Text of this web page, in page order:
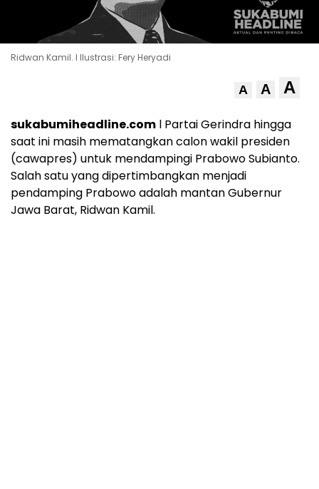
Ridwan Kamil. l Ilustrasi: Fery Heryadi
A A A
sukabumiheadline.com l Partai Gerindra hingga
saat ini masih mematangkan calon wakil presiden
(cawapres) untuk mendampingi Prabowo Subianto.
Salah satu yang dipertimbangkan menjadi
pendamping Prabowo adalah mantan Gubernur
Jawa Barat, Ridwan Kamil.